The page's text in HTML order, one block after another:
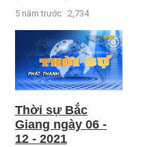
5 năm trước 2,734
Thời sự Bắc
Giang ngày 06 -
12 - 2021